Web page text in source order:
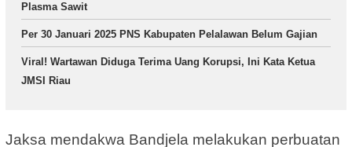
Plasma Sawit
Per 30 Januari 2025 PNS Kabupaten Pelalawan Belum Gajian
Viral! Wartawan Diduga Terima Uang Korupsi, Ini Kata Ketua
JMSI Riau
Jaksa mendakwa Bandjela melakukan perbuatan